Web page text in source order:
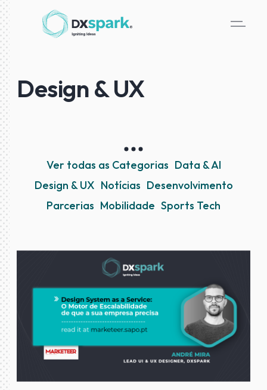
Design & UX
Ver todas as Categorias Data & AI
Design & UX Notícias Desenvolvimento
Parcerias Mobilidade Sports Tech